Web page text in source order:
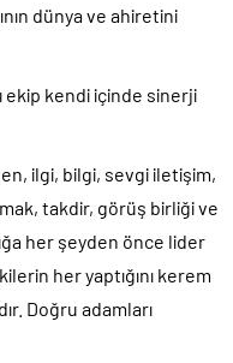
dünya ve ahiretini
ekip kendi içinde sinerji
ilgi, bilgi, sevgi iletişim,
takdir, görüş birliği ve
her şeyden önce lider
her yaptığını kerem
Doğru adamları